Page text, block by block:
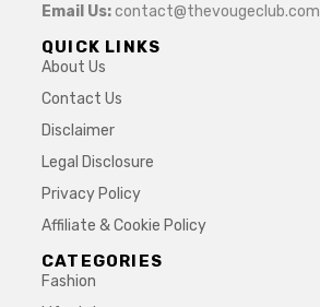
Email Us:contact@thevougeclub.com
QUICK LINKS
About Us
Contact Us
Disclaimer
Legal Disclosure
Privacy Policy
Affiliate & Cookie Policy
CATEGORIES
Fashion